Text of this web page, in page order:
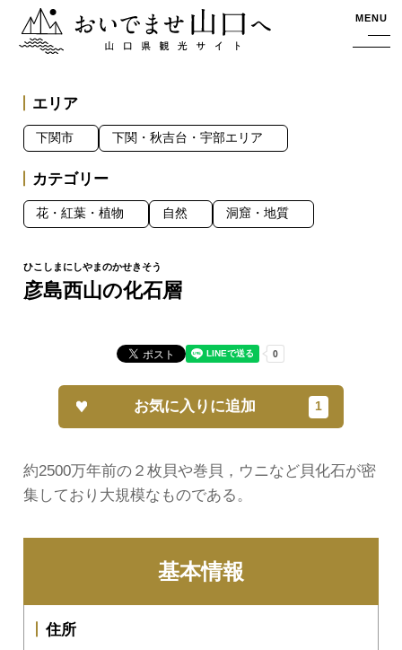
おいでませ山口へー山口県観光サイト MENU
彦島西山の化石層
約2500万年前の２枚貝や巻貝，ウニなど貝化石が密
集しており大規模なものである。
お気に入りに追加
エリア
下関市 下関・秋吉台・宇部エリア
カテゴリー
花・紅葉・植物 自然 洞窟・地質
基本情報
住所